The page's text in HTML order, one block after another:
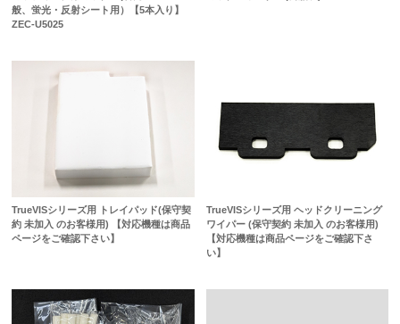
般、蛍光・反射シート用）【5本入り】
ZEC-U5025
TrueVISシリーズ用 トレイパッド(保守契
約 未加入 のお客様用) 【対応機種は商品
ページをご確認下さい】
TrueVISシリーズ用 ヘッドクリーニング
ワイパー (保守契約 未加入 のお客様用)
【対応機種は商品ページをご確認下さ
い】